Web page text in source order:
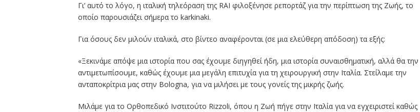
Γι’ αυτό το λόγο, η ιταλική τηλεόραση της RAI φιλοξένησε ρεπορτάζ για την περίπτωση της Ζωής, το
οποίο παρουσιάζει σήμερα το karkinaki.
Για όσους δεν μιλούν ιταλικά, στο βίντεο αναφέρονται (σε μια ελεύθερη απόδοση) τα εξής:
«Ξεκινάμε απόψε μια ιστορία που σας έχουμε διηγηθεί ήδη, μια ιστορία συναισθηματική, αλλά θα την
αντιμετωπίσουμε, καθώς έχουμε μια μεγάλη επιτυχία για τη χειρουργική στην Ιταλία. Στείλαμε την
ανταποκρίτρια μας στην Bologna, για να μιλήσει με τους γονείς της μικρής ζωής.
Μιλάμε για το Ορθοπεδικό Ινστιτούτο Rizzoli, όπου η Ζωή πήγε στην Ιταλία για να εγχειριστεί καθώς